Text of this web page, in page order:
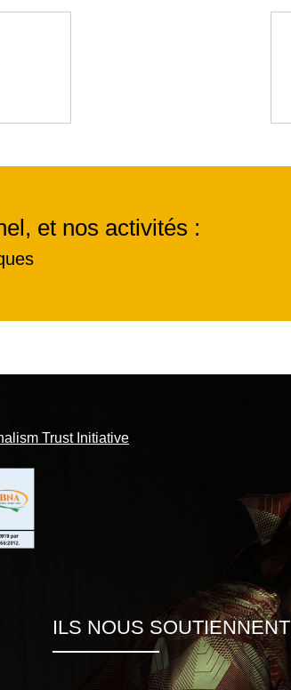
et nos activités :
Trust Initiative
ILS NOUS SOUTIENNENT